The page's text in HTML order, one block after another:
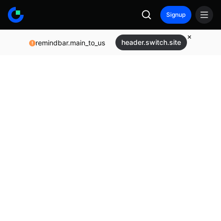
Signup
remindbar.main_to_us header.switch.site